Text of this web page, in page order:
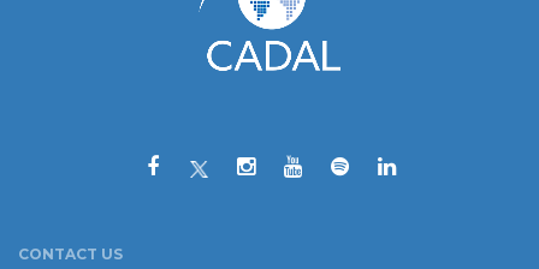
CONTACT US